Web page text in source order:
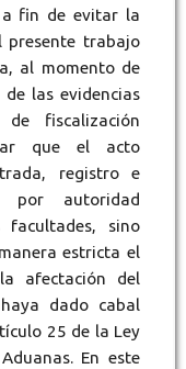
a fin de evitar la
presente trabajo
al momento de
las evidencias
fiscalización
que el acto
registro e
por autoridad
sino
estricta el
afectación del
dado cabal
25 de la Ley
En este